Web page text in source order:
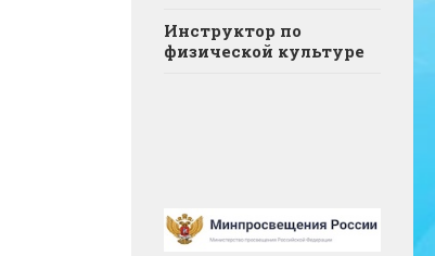
Инструктор по
физической культуре